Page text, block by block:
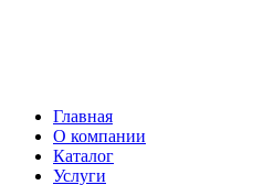
Главная
О компании
Каталог
Услуги